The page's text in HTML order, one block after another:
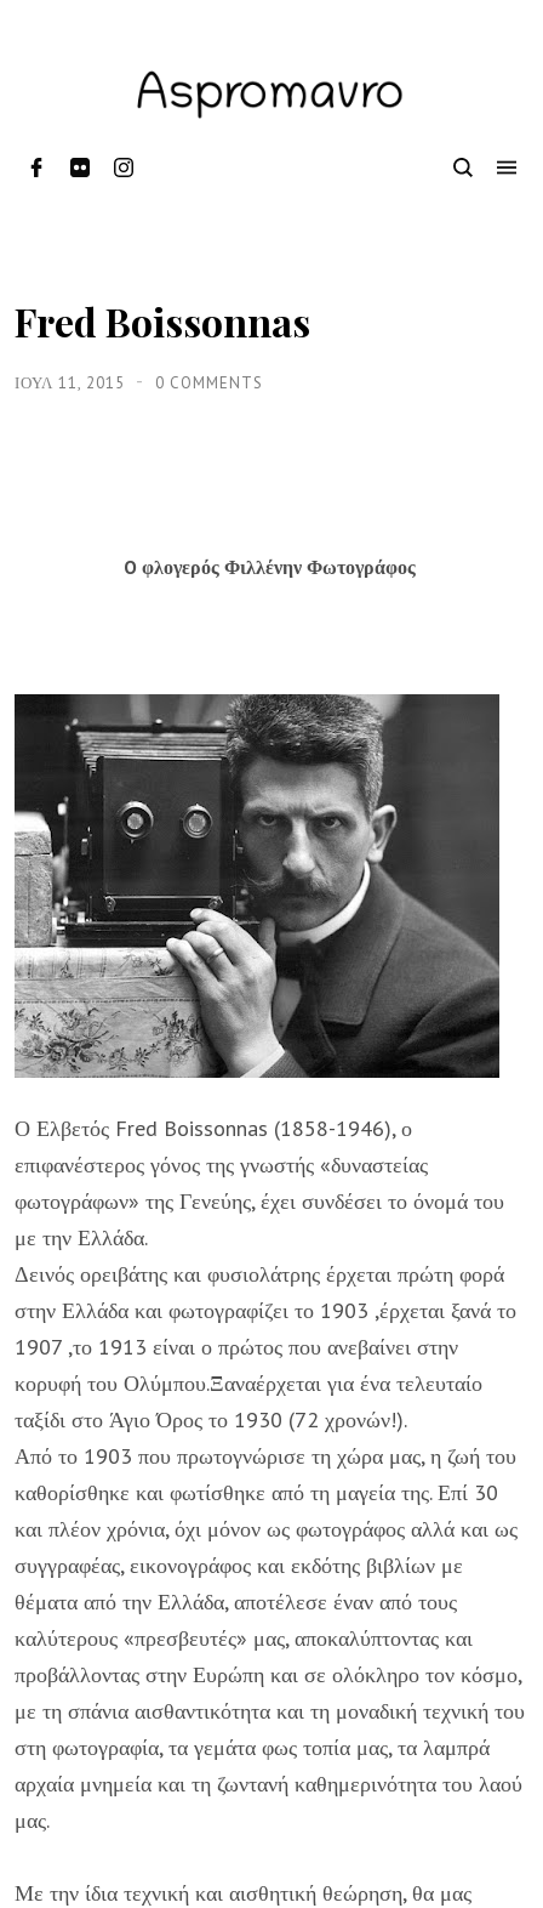
Fred Boissonnas
ΙΟΥΛ 11, 2015 0 COMMENTS
O φλογερός Φιλλένην Φωτογράφος
Ο Ελβετός Fred Boissonnas (1858-1946), ο
επιφανέστερος γόνος της γνωστής «δυναστείας
φωτογράφων» της Γενεύης, έχει συνδέσει το όνομά του
με την Ελλάδα.
Δεινός ορειβάτης και φυσιολάτρης έρχεται πρώτη φορά
στην Ελλάδα και φωτογραφίζει το 1903 ,έρχεται ξανά το
1907 ,το 1913 είναι ο πρώτος που ανεβαίνει στην
κορυφή του Ολύμπου.Ξαναέρχεται για ένα τελευταίο
ταξίδι στο Άγιο Όρος το 1930 (72 χρονών!).
Από το 1903 που πρωτογνώρισε τη χώρα μας, η ζωή του
καθορίσθηκε και φωτίσθηκε από τη μαγεία της. Επί 30
και πλέον χρόνια, όχι μόνον ως φωτογράφος αλλά και ως
συγγραφέας, εικονογράφος και εκδότης βιβλίων με
θέματα από την Ελλάδα, αποτέλεσε έναν από τους
καλύτερους «πρεσβευτές» μας, αποκαλύπτοντας και
προβάλλοντας στην Ευρώπη και σε ολόκληρο τον κόσμο,
με τη σπάνια αισθαντικότητα και τη μοναδική τεχνική του
στη φωτογραφία, τα γεμάτα φως τοπία μας, τα λαμπρά
αρχαία μνημεία και τη ζωντανή καθημερινότητα του λαού
μας.
Με την ίδια τεχνική και αισθητική θεώρηση, θα μας